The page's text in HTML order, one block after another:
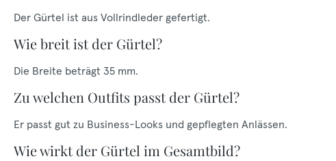
Der Gürtel ist aus Vollrindleder gefertigt.
Wie breit ist der Gürtel?
Die Breite beträgt 35 mm.
Zu welchen Outfits passt der Gürtel?
Er passt gut zu Business-Looks und gepflegten Anlässen.
Wie wirkt der Gürtel im Gesamtbild?